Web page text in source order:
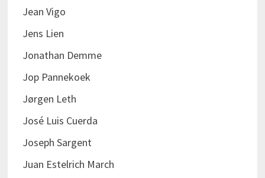
Jean Vigo
Jens Lien
Jonathan Demme
Jop Pannekoek
Jørgen Leth
José Luis Cuerda
Joseph Sargent
Juan Estelrich March